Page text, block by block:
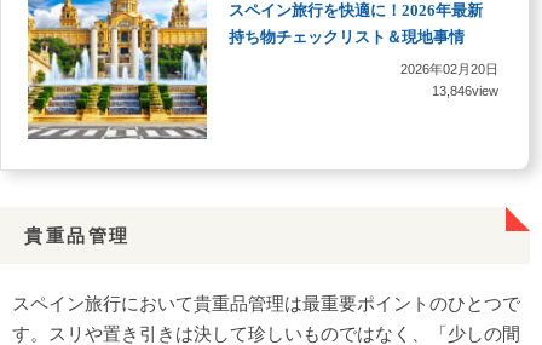
スペイン旅行を快適に！2026年最新
持ち物チェックリスト＆現地事情
2026年02月20日
13,846view
貴重品管理
スペイン旅行において貴重品管理は最重要ポイントのひとつで
す。スリや置き引きは決して珍しいものではなく、「少しの間